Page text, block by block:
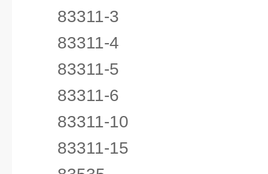
83311-3
83311-4
83311-5
83311-6
83311-10
83311-15